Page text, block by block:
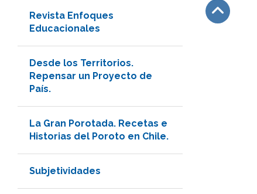
Revista Enfoques
Educacionales
Desde los Territorios.
Repensar un Proyecto de
País.
La Gran Porotada. Recetas e
Historias del Poroto en Chile.
Subjetividades